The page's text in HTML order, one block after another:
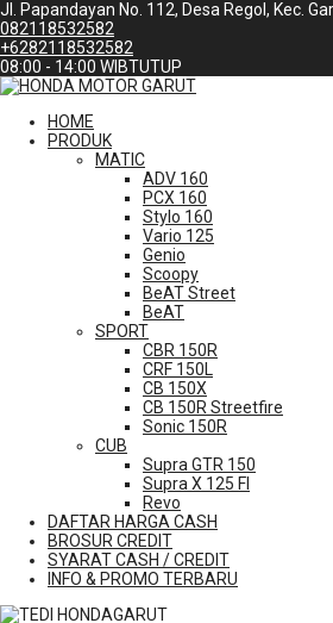
Jl. Papandayan No. 112, Desa Regol, Kec.
082118532582
+6282118532582
08:00 - 14:00 WIBTUTUP
HOME
PRODUK
MATIC
ADV 160
PCX 160
Stylo 160
Vario 125
Genio
Scoopy
BeAT Street
BeAT
SPORT
CBR 150R
CRF 150L
CB 150X
CB 150R Streetfire
Sonic 150R
CUB
Supra GTR 150
Supra X 125 FI
Revo
DAFTAR HARGA CASH
BROSUR CREDIT
SYARAT CASH / CREDIT
INFO & PROMO TERBARU